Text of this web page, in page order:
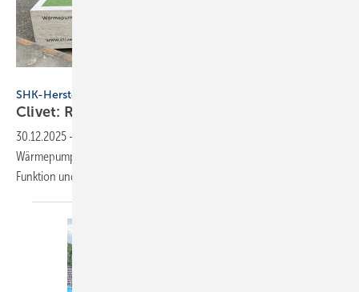
SHK-Hersteller
Clivet: Roadshow 2025
30.12.2025 -
Wärme­pumpe Edge Pro Händ­lern und Hand­wer­kern prä­sen­tiert und
Funk­tion und Vor­teile